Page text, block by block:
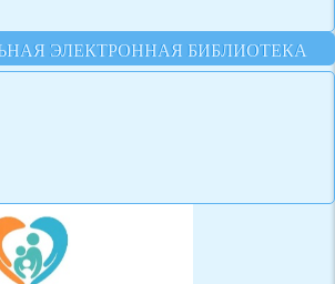
ЭЛЕКТРОННАЯ БИБЛИОТЕКА